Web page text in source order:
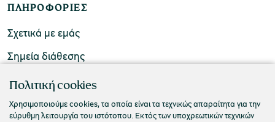
ΠΛΗΡΟΦΟΡΙΕΣ
Σχετικά με εμάς
Σημεία διάθεσης
Συχνές ερωτήσεις
Πολιτική cookies
Χρησιμοποιούμε cookies, τα οποία είναι τα τεχνικώς απαραίτητα για την
εύρυθμη λειτουργία του ιστότοπου. Εκτός των υποχρεωτικών τεχνικών